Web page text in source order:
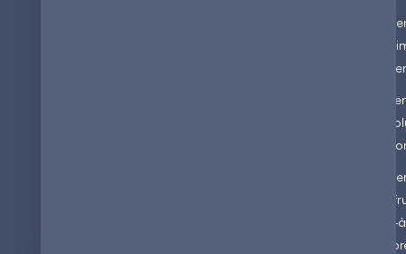
La France importe
lors du transport. Même
chaîne
Les micro-usines
que la France déploie de
une capacité de
Les micro-usines
renouvelable. Ceci est le
réduit sa dépendance
énergétiques sur son